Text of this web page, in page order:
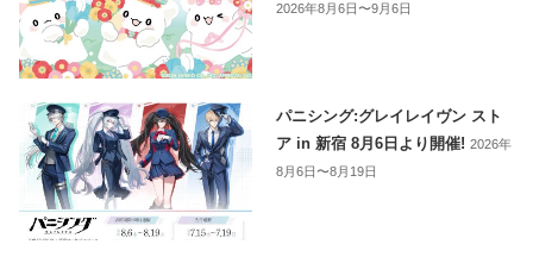
2026年8月6日〜9月6日
パニシング:グレイレイヴン スト
ア in 新宿 8月6日より開催!2026年
8月6日〜8月19日